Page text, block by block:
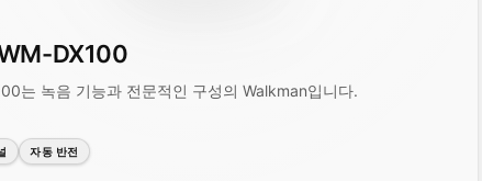
DX100
는 녹음 기능과 전문적인 구성의 Walkman입니다.
자동 반전